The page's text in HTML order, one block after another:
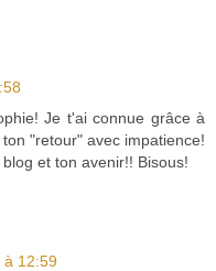
Je t'ai connue grâce à
"retour" avec impatience!
et ton avenir!! Bisous!
à 12:59